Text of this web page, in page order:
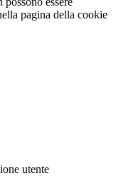
pagina della cookie
utente